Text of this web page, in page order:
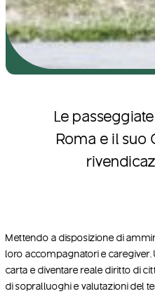
Le
Roma e il suo
Mettendo a disposizione di
loro accompagnatori e
carta e diventare reale diritto di
di sopralluoghi e valutazioni del